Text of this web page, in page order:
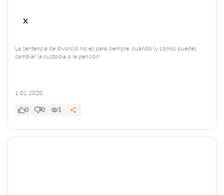
x
La sentencia de divorcio no es para siempre: cuándo (y cómo) puedes
cambiar la custodia o la pensión
1.01.2020
0 0 1